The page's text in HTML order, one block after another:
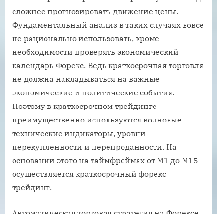
сложнее прогнозировать движение цены.
Фундаментальный анализ в таких случаях вовсе
не рационально использовать, кроме
необходимости проверять экономический
календарь Форекс. Ведь краткосрочная торговля
не должна накладываться на важные
экономические и политические события.
Поэтому в краткосрочном трейдинге
преимущественно используются волновые
технические индикаторы, уровни
перекупленности и перепроданности. На
основании этого на таймфреймах от М1 до М15
осуществляется краткосрочный форекс
трейдинг.